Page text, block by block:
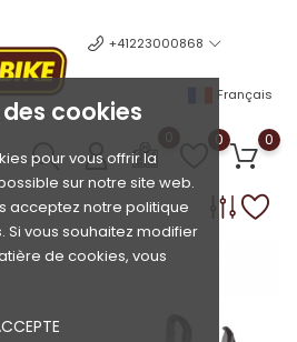
cookies
pour vous offrir la
sur notre site web.
acceptez notre politique
vous souhaitez modifier
de cookies, vous
+41223000868
Français
0 0